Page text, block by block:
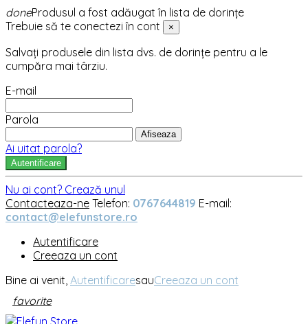
doneProdusul a fost adăugat în lista de dorințe
Trebuie să te conectezi în cont
×
Salvați produsele din lista dvs. de dorințe pentru a le
cumpăra mai târziu.
E-mail
Parola
Afiseaza
Ai uitat parola?
Autentificare
Nu ai cont? Crează unul
Contacteaza-ne Telefon: 0767644819 E-mail:
contact@elefunstore.ro
Autentificare
Creeaza un cont
Bine ai venit, AutentificaresauCreeaza un cont
favorite